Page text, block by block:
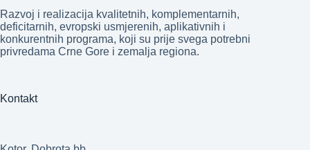
Razvoj i realizacija kvalitetnih, komplementarnih,
deficitarnih, evropski usmjerenih, aplikativnih i
konkurentnih programa, koji su prije svega potrebni
privredama Crne Gore i zemalja regiona.
Kontakt